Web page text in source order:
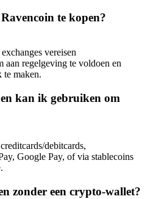
te kopen?
vereisen
regelgeving te voldoen en
te maken.
kan ik gebruiken om
debitcards,
Google Pay, of via stablecoins
zonder een crypto-wallet?